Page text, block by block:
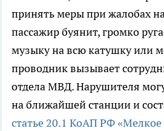
принять меры при жалобах
пассажир буянит, громко
музыку на всю катушку или
проводник вызывает
отдела МВД. Нарушителя
на ближайшей станции и
статье 20.1 КоАП РФ «Мелкое